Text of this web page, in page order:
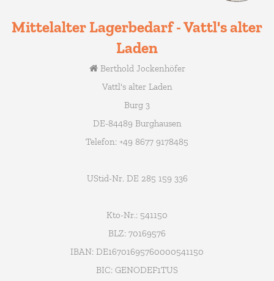
Mittelalter Lagerbedarf - Vattl's alter
Laden
Berthold Jockenhöfer
Vattl's alter Laden
Burg 3
DE-84489 Burghausen
Telefon: +49 8677 9178485
UStid-Nr. DE 285 159 336
Kto-Nr.: 541150
BLZ: 70169576
IBAN: DE16701695760000541150
BIC: GENODEF1TUS